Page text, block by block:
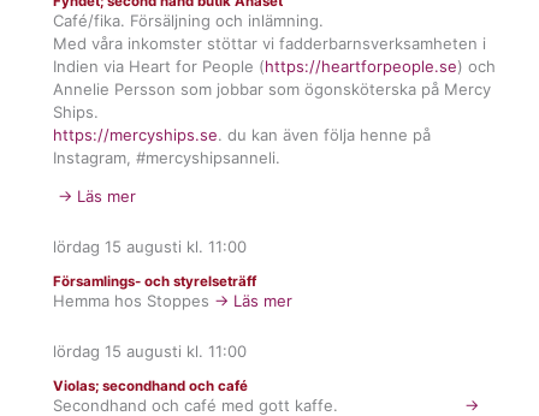
Café/fika. Försäljning och inlämning.
Med våra inkomster stöttar vi fadderbarnsverksamheten i
Indien via Heart for People (https://heartforpeople.se) och
Annelie Persson som jobbar som ögonsköterska på Mercy
Ships.
https://mercyships.se. du kan även följa henne på
Instagram, #mercyshipsanneli.
→ Läs mer
lördag 15 augusti kl. 11:00
Församlings- och styrelseträff
Hemma hos Stoppes → Läs mer
lördag 15 augusti kl. 11:00
Violas; secondhand och café
Secondhand och café med gott kaffe.
→